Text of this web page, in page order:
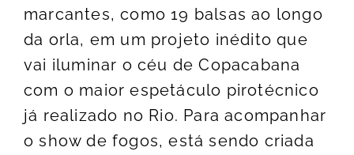
marcantes, como 19 balsas ao longo
da orla, em um projeto inédito que
vai iluminar o céu de Copacabana
com o maior espetáculo pirotécnico
já realizado no Rio. Para acompanhar
o show de fogos, está sendo criada